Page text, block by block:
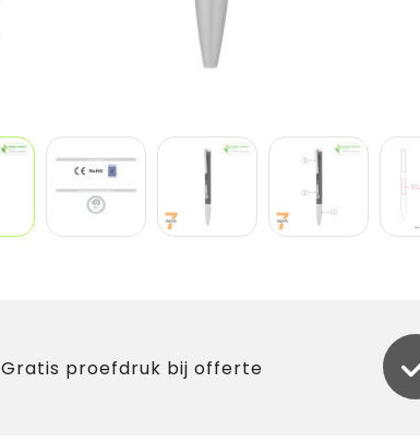
Gratis proefdruk bij offerte